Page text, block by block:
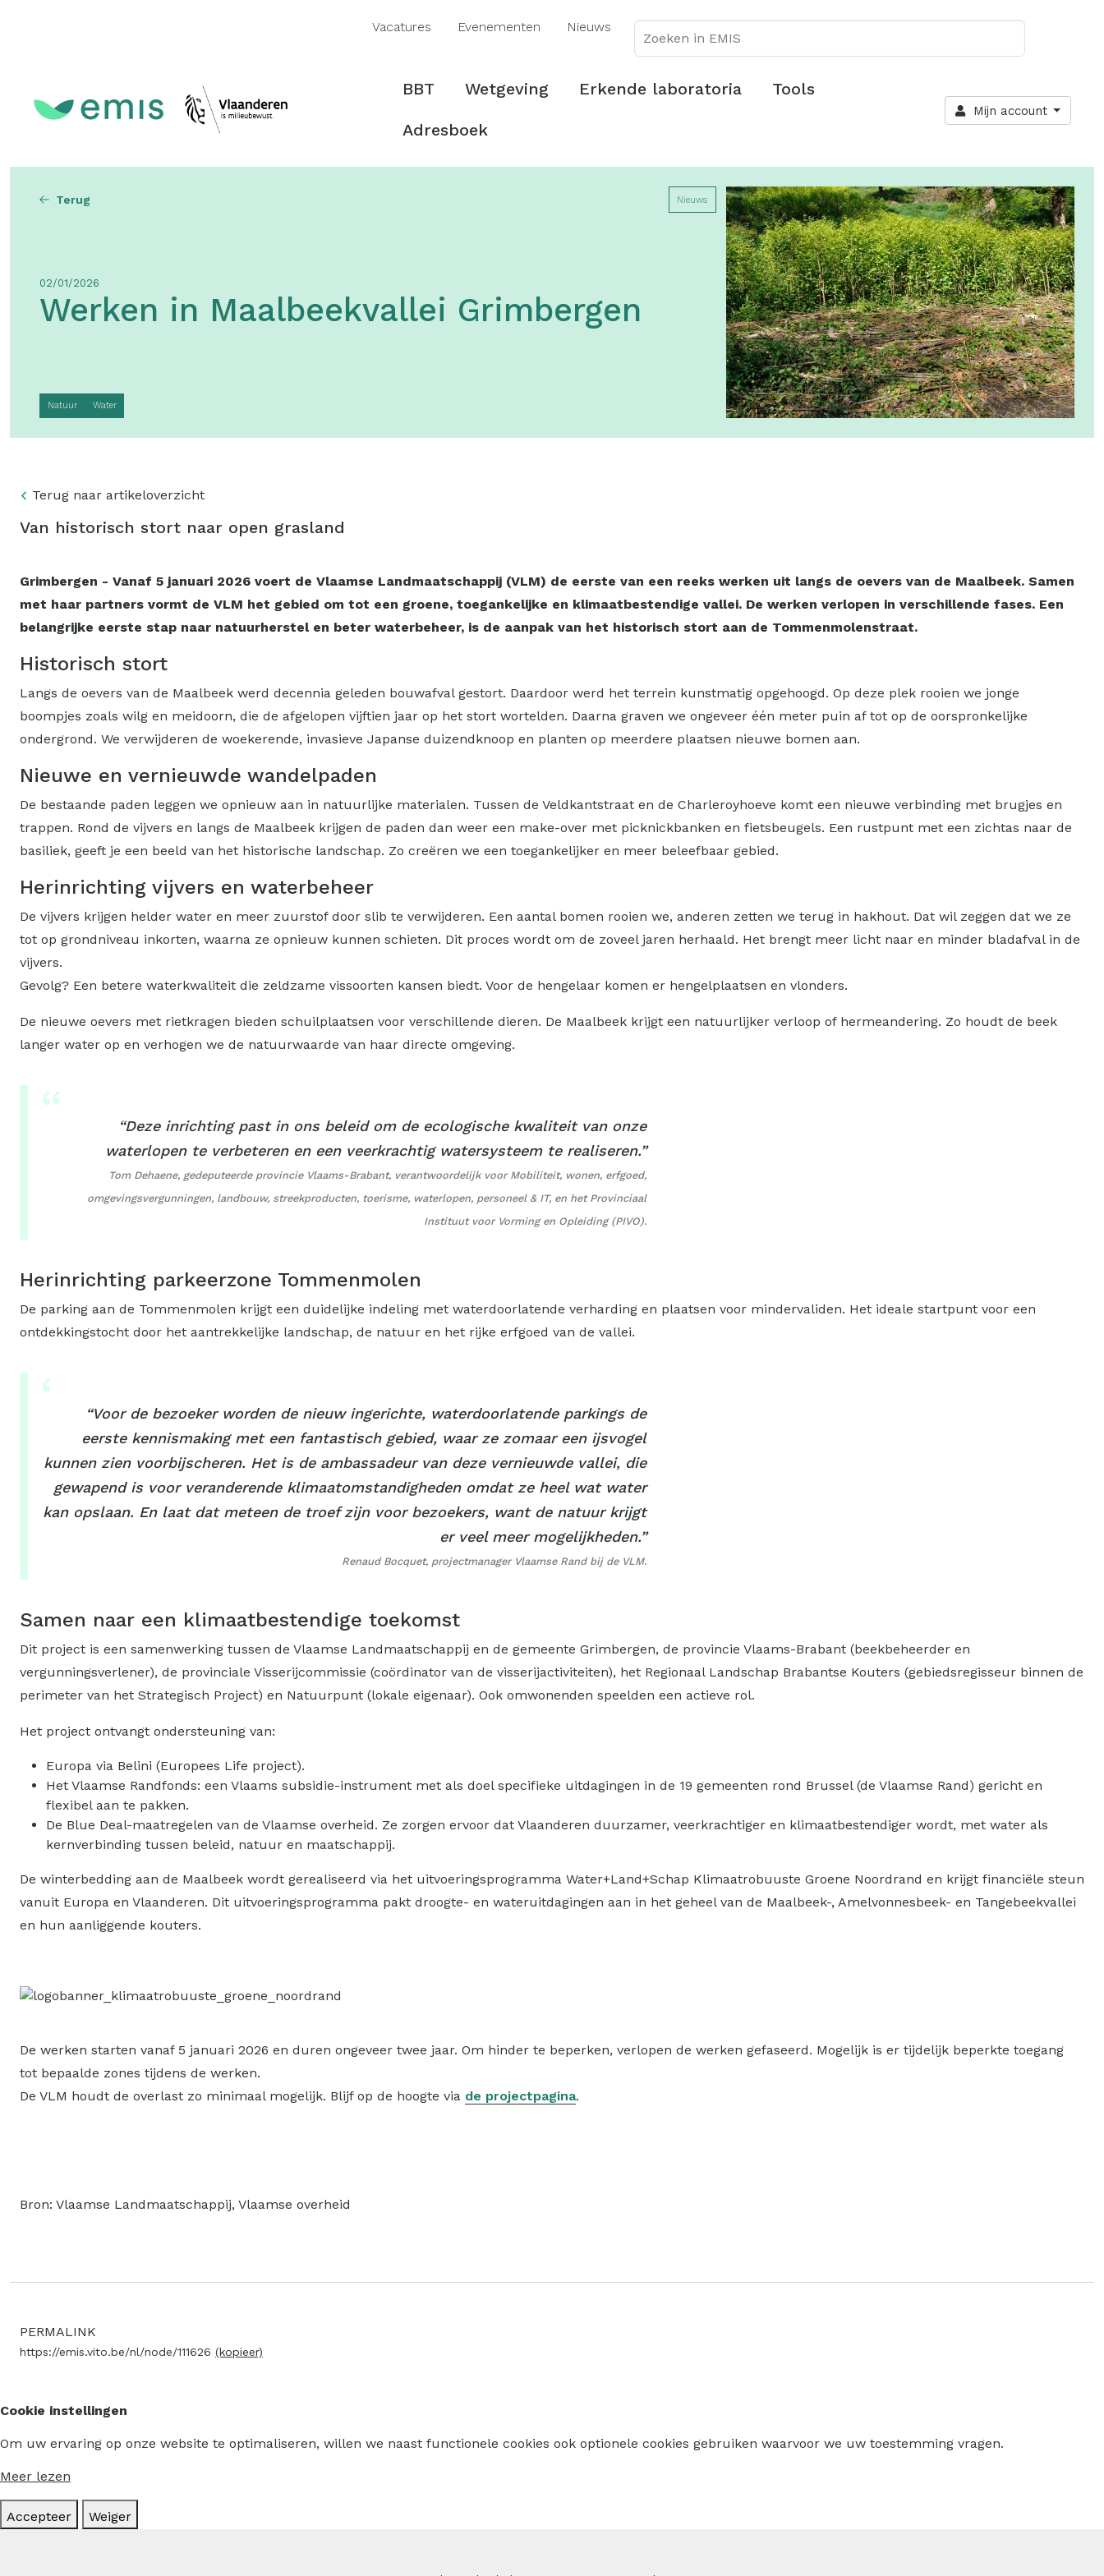
inhoud
Vacatures Evenementen Nieuws
Hoofdmenu
BBT Wetgeving Erkende laboratoria Tools
Adresboek
Mijn account
Terug Nieuws
02/01/2026
Werken in Maalbeekvallei Grimbergen
Natuur Water
Terug naar artikeloverzicht
Van historisch stort naar open grasland
Grimbergen - Vanaf 5 januari 2026 voert de Vlaamse Landmaatschappij (VLM) de eerste van een reeks werken uit langs de oevers van de Maalbeek. Samen
met haar partners vormt de VLM het gebied om tot een groene, toegankelijke en klimaatbestendige vallei. De werken verlopen in verschillende fases. Een
belangrijke eerste stap naar natuurherstel en beter waterbeheer, is de aanpak van het historisch stort aan de Tommenmolenstraat.
Historisch stort
Langs de oevers van de Maalbeek werd decennia geleden bouwafval gestort. Daardoor werd het terrein kunstmatig opgehoogd. Op deze plek rooien we jonge
boompjes zoals wilg en meidoorn, die de afgelopen vijftien jaar op het stort wortelden. Daarna graven we ongeveer één meter puin af tot op de oorspronkelijke
ondergrond. We verwijderen de woekerende, invasieve Japanse duizendknoop en planten op meerdere plaatsen nieuwe bomen aan.
Nieuwe en vernieuwde wandelpaden
De bestaande paden leggen we opnieuw aan in natuurlijke materialen. Tussen de Veldkantstraat en de Charleroyhoeve komt een nieuwe verbinding met brugjes en
trappen. Rond de vijvers en langs de Maalbeek krijgen de paden dan weer een make-over met picknickbanken en fietsbeugels. Een rustpunt met een zichtas naar de
basiliek, geeft je een beeld van het historische landschap. Zo creëren we een toegankelijker en meer beleefbaar gebied.
Herinrichting vijvers en waterbeheer
De vijvers krijgen helder water en meer zuurstof door slib te verwijderen. Een aantal bomen rooien we, anderen zetten we terug in hakhout. Dat wil zeggen dat we ze
tot op grondniveau inkorten, waarna ze opnieuw kunnen schieten. Dit proces wordt om de zoveel jaren herhaald. Het brengt meer licht naar en minder bladafval in de
vijvers. ​
​Gevolg? Een betere waterkwaliteit die zeldzame vissoorten kansen biedt. Voor de hengelaar komen er hengelplaatsen en vlonders.
De nieuwe oevers met rietkragen bieden schuilplaatsen voor verschillende dieren. De Maalbeek krijgt een natuurlijker verloop of hermeandering. Zo houdt de beek
langer water op en verhogen we de natuurwaarde van haar directe omgeving.
“Deze inrichting past in ons beleid om de ecologische kwaliteit van onze
waterlopen te verbeteren en een veerkrachtig watersysteem te realiseren.”
Tom Dehaene, gedeputeerde provincie Vlaams-Brabant, verantwoordelijk voor Mobiliteit, wonen, erfgoed,
omgevingsvergunningen, landbouw, streekproducten, toerisme, waterlopen, personeel & IT, en het Provinciaal
Instituut voor Vorming en Opleiding (PIVO).
Herinrichting parkeerzone Tommenmolen
De parking aan de Tommenmolen krijgt een duidelijke indeling met waterdoorlatende verharding en plaatsen voor mindervaliden. Het ideale startpunt voor een
ontdekkingstocht door het aantrekkelijke landschap, de natuur en het rijke erfgoed van de vallei.
“Voor de bezoeker worden de nieuw ingerichte, waterdoorlatende parkings de
eerste kennismaking met een fantastisch gebied, waar ze zomaar een ijsvogel
kunnen zien voorbijscheren. Het is de ambassadeur van deze vernieuwde vallei, die
gewapend is voor veranderende klimaatomstandigheden omdat ze heel wat water
kan opslaan. En laat dat meteen de troef zijn voor bezoekers, want de natuur krijgt
er veel meer mogelijkheden.”
Renaud Bocquet, projectmanager Vlaamse Rand bij de VLM.
Samen naar een klimaatbestendige toekomst
Dit project is een samenwerking tussen de Vlaamse Landmaatschappij en de gemeente Grimbergen, de provincie Vlaams-Brabant (beekbeheerder en
vergunningsverlener), de provinciale Visserijcommissie (coördinator van de visserijactiviteiten), het Regionaal Landschap Brabantse Kouters (gebiedsregisseur binnen de
perimeter van het Strategisch Project) en Natuurpunt (lokale eigenaar). Ook omwonenden speelden een actieve rol.
Het project ontvangt ondersteuning van:
Europa via Belini (Europees Life project).
Het Vlaamse Randfonds: een Vlaams subsidie-instrument met als doel specifieke uitdagingen in de 19 gemeenten rond Brussel (de Vlaamse Rand) gericht en
flexibel aan te pakken.
De Blue Deal-maatregelen van de Vlaamse overheid. Ze zorgen ervoor dat Vlaanderen duurzamer, veerkrachtiger en klimaatbestendiger wordt, met water als
kernverbinding tussen beleid, natuur en maatschappij.
De winterbedding aan de Maalbeek wordt gerealiseerd via het uitvoeringsprogramma Water+Land+Schap Klimaatrobuuste Groene Noordrand en krijgt financiële steun
vanuit Europa en Vlaanderen. Dit uitvoeringsprogramma pakt droogte- en wateruitdagingen aan in het geheel van de Maalbeek-, Amelvonnesbeek- en Tangebeekvallei
en hun aanliggende kouters.
De werken starten vanaf 5 januari 2026 en duren ongeveer twee jaar. Om hinder te beperken, verlopen de werken gefaseerd. Mogelijk is er tijdelijk beperkte toegang
tot bepaalde zones tijdens de werken. ​
​De VLM houdt de overlast zo minimaal mogelijk. Blijf op de hoogte via de projectpagina.
Bron: Vlaamse Landmaatschappij, Vlaamse overheid
PERMALINK
https://emis.vito.be/nl/node/111626 (kopieer)
Cookie instellingen
Om uw ervaring op onze website te optimaliseren, willen we naast functionele cookies ook optionele cookies gebruiken waarvoor we uw toestemming vragen.
Meer lezen
Accepteer Weiger